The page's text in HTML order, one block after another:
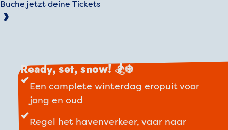
Buche jetzt deine Tickets
Ready, set, snow! 🏂❄️
Een complete winterdag eropuit voor
jong en oud
Regel het havenverkeer, vaar naar